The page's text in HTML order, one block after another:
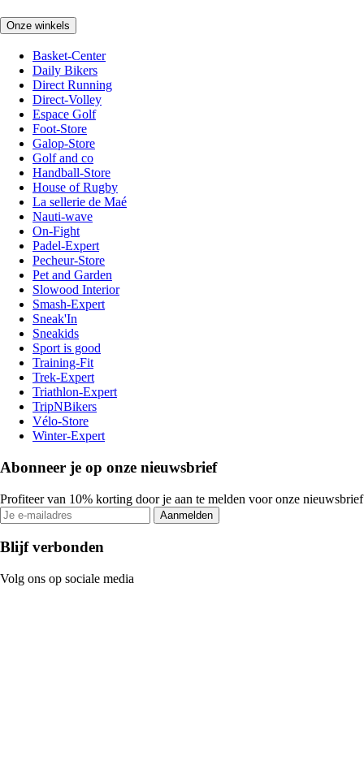
Onze winkels
Basket-Center
Daily Bikers
Direct Running
Direct-Volley
Espace Golf
Foot-Store
Galop-Store
Golf and co
Handball-Store
House of Rugby
La sellerie de Maé
Nauti-wave
On-Fight
Padel-Expert
Pecheur-Store
Pet and Garden
Slowood Interior
Smash-Expert
Sneak'In
Sneakids
Sport is good
Training-Fit
Trek-Expert
Triathlon-Expert
TripNBikers
Vélo-Store
Winter-Expert
Abonneer je op onze nieuwsbrief
Profiteer van 10% korting door je aan te melden voor onze nieuwsbrief
Aanmelden
Blijf verbonden
Volg ons op sociale media